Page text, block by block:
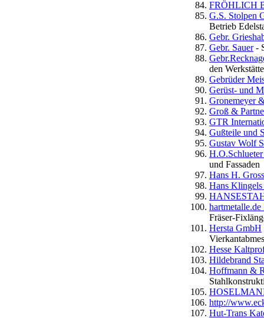
FRÖHLICH
G.S. Stolpen
Betrieb
Gebr.
Gebr. Sauer-
den
Gebrüder
Gerüst- und
Gronemeyer
Groß &
GTR
Gußteile und
Gustav Wolf
und Fassaden
Hans H.
Hans
hartmetalle.de
Fräser-
Hersta GmbH
Hesse
Hildebrand
Hoffmann &
http://
Hut-Trans